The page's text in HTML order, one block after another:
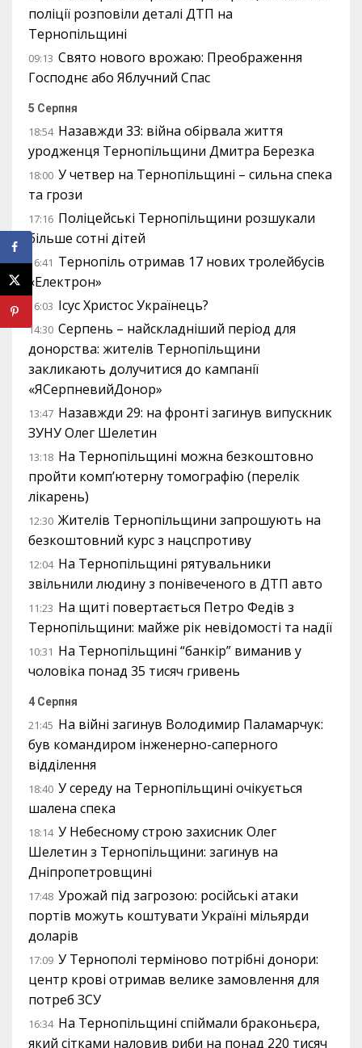
поліції розповіли деталі ДТП на
Тернопільщині
09:13 Свято нового врожаю: Преображення
Господнє або Яблучний Спас
5 Серпня
18:54 Назавжди 33: війна обірвала життя
уродженця Тернопільщини Дмитра Березка
18:00 У четвер на Тернопільщині – сильна спека
та грози
17:16 Поліцейські Тернопільщини розшукали
більше сотні дітей
16:41 Тернопіль отримав 17 нових тролейбусів
«Електрон»
16:03 Ісус Христос Українець?
14:30 Серпень – найскладніший період для
донорства: жителів Тернопільщини
закликають долучитися до кампанії
«ЯСерпневийДонор»
13:47 Назавжди 29: на фронті загинув випускник
ЗУНУ Олег Шелетин
13:18 На Тернопільщині можна безкоштовно
пройти комп’ютерну томографію (перелік
лікарень)
12:30 Жителів Тернопільщини запрошують на
безкоштовний курс з нацспротиву
12:04 На Тернопільщині рятувальники
звільнили людину з понівеченого в ДТП авто
11:23 На щиті повертається Петро Федів з
Тернопільщини: майже рік невідомості та надії
10:31 На Тернопільщині “банкір” виманив у
чоловіка понад 35 тисяч гривень
4 Серпня
21:45 На війні загинув Володимир Паламарчук:
був командиром інженерно-саперного
відділення
18:40 У середу на Тернопільщині очікується
шалена спека
18:14 У Небесному строю захисник Олег
Шелетин з Тернопільщини: загинув на
Дніпропетровщині
17:48 Урожай під загрозою: російські атаки
портів можуть коштувати Україні мільярди
доларів
17:09 У Тернополі терміново потрібні донори:
центр крові отримав велике замовлення для
потреб ЗСУ
16:34 На Тернопільщині спіймали браконьєра,
який сітками наловив риби на понад 220 тисяч